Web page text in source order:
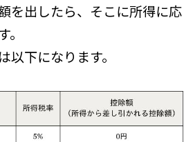
を出したら、そこに所得に応
以下になります。